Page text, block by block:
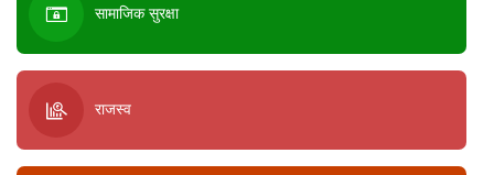
सामाजिक सुरक्षा
राजस्व